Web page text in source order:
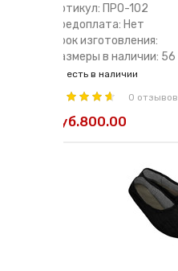
Артикул: ПРО-102
Предоплата: Нет
Срок изготовления:
Размеры в наличии: 56
есть в наличии
0 отзывов
руб.800.00